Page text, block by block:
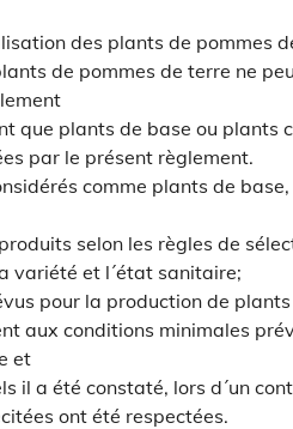
des plants de pommes
de pommes de terre ne
que plants de base ou plants
par le présent règlement.
comme plants de
selon les règles de
variété et l´état sanitaire;
pour la production de
aux conditions minimales
et
il a été constaté, lors d´un
ont été respectées.